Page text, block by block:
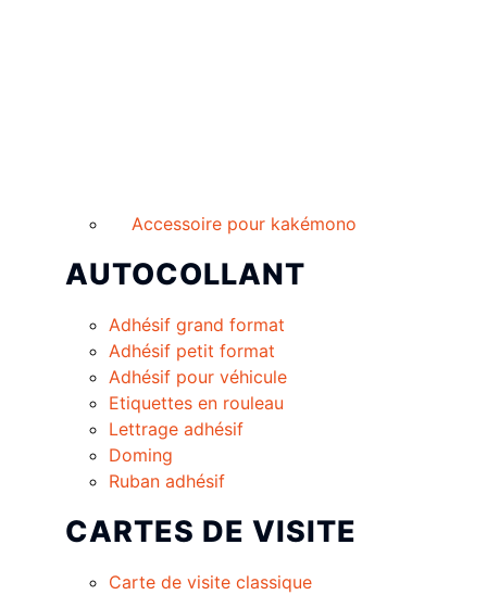
Accessoire pour kakémono
AUTOCOLLANT
Adhésif grand format
Adhésif petit format
Adhésif pour véhicule
Etiquettes en rouleau
Lettrage adhésif
Doming
Ruban adhésif
CARTES DE VISITE
Carte de visite classique